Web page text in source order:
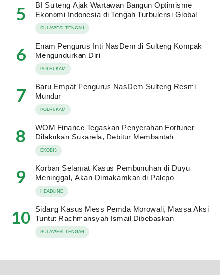
5
BI Sulteng Ajak Wartawan Bangun Optimisme
Ekonomi Indonesia di Tengah Turbulensi Global
SULAWESI TENGAH
6
Enam Pengurus Inti NasDem di Sulteng Kompak
Mengundurkan Diri
POLHUKAM
7
Baru Empat Pengurus NasDem Sulteng Resmi
Mundur
POLHUKAM
8
WOM Finance Tegaskan Penyerahan Fortuner
Dilakukan Sukarela, Debitur Membantah
EKOBIS
9
Korban Selamat Kasus Pembunuhan di Duyu
Meninggal, Akan Dimakamkan di Palopo
HEADLINE
10
Sidang Kasus Mess Pemda Morowali, Massa Aksi
Tuntut Rachmansyah Ismail Dibebaskan
SULAWESI TENGAH